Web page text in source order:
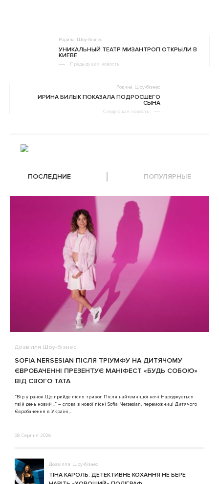
Родина Шоу-бізнес
УНИКАЛЬНЫЙ ТЕАТР МИЗАНТРОП ОТКРЫЛИ В
КИЕВЕ
Предыдущая новость
Родина Шоу-бізнес
ИРИНА БИЛЫК ПОКАЗАЛА ПОДРОСШЕГО
СЫНА
Следующая новость
ПОСЛЕДНИЕ ПОПУЛЯРНЫЕ
Дозвілля Шоу-бізнес
SOFIA NERSESIAN ПІСЛЯ ТРІУМФУ НА ДИТЯЧОМУ
ЄВРОБАЧЕННІ ПРЕЗЕНТУЄ МАНІФЕСТ «БУДЬ СОБОЮ»
ВІД СВОГО ТАТА
“Вір у ранок Що прийде після тривог Після найтемнішої ночі Народжується
твій день новий ..” – слова з нової пісні Sofia Nersesian, переможниці Дитячого
Євробачення в Україні,...
08 Серпня 2026
Дозвілля Шоу-бізнес
ТІНА КАРОЛЬ: ДЕТЕКТИВНЕ КОХАННЯ НЕ БЕРЕ